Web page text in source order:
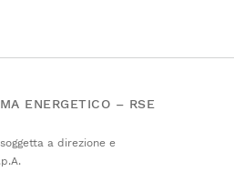
ENERGETICO – RSE
a direzione e